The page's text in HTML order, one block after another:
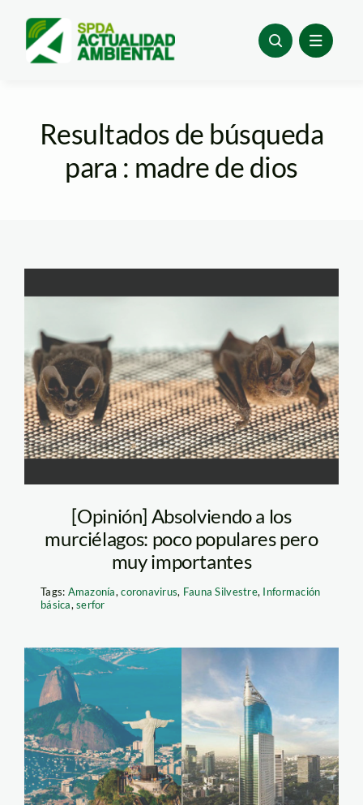
content
Resultados de búsqueda
para : madre de dios
muercielagos—
ANDREW-
WHITWORTH
[Opinión] Absolviendo a los
murciélagos: poco populares pero
muy importantes
Tags: Amazonía,coronavirus, Fauna Silvestre, Información
básica,serfor
rio-de-janeiro-y-
yakarta